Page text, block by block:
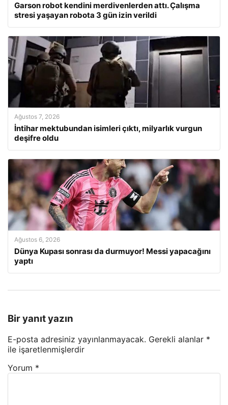
Garson robot kendini merdivenlerden attı. Çalışma
stresi yaşayan robota 3 gün izin verildi
Ağustos 7, 2026
İntihar mektubundan isimleri çıktı, milyarlık vurgun
deşifre oldu
Ağustos 6, 2026
Dünya Kupası sonrası da durmuyor! Messi yapacağını
yaptı
Bir yanıt yazın
E-posta adresiniz yayınlanmayacak. Gerekli alanlar *
ile işaretlenmişlerdir
Yorum *